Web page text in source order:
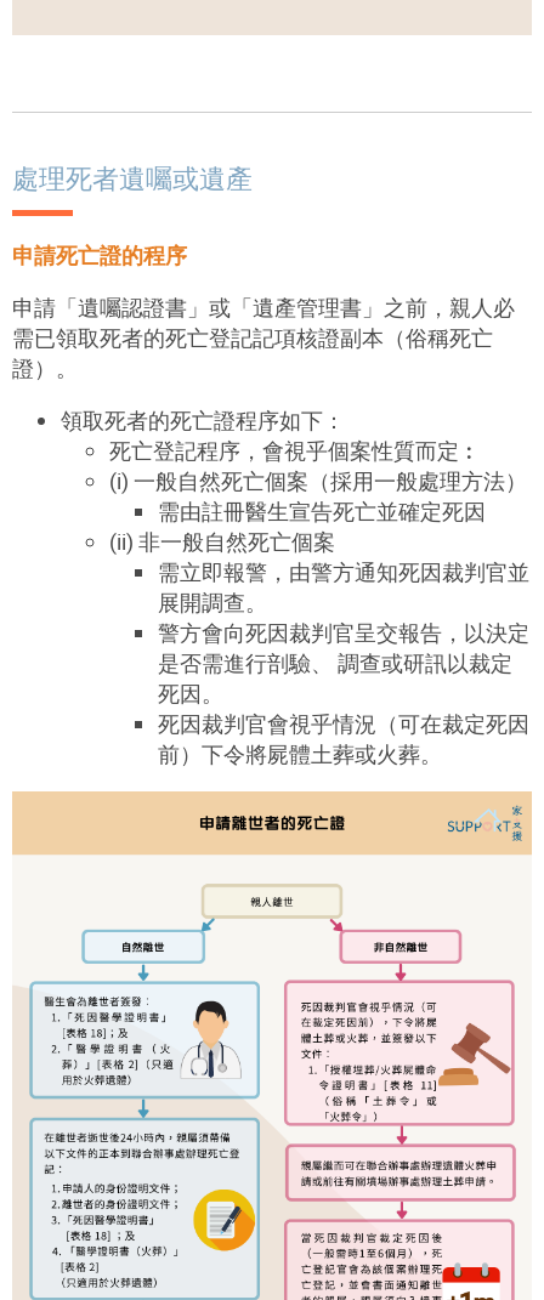
處理死者遺囑或遺產
申請死亡證的程序
申請「遺囑認證書」或「遺產管理書」之前，親人必
需已領取死者的死亡登記記項核證副本（俗稱死亡
證）。
領取死者的死亡證程序如下：
死亡登記程序，會視乎個案性質而定︰
(i) 一般自然死亡個案（採用一般處理方法）
需由註冊醫生宣告死亡並確定死因
(ii) 非一般自然死亡個案
需立即報警，由警方通知死因裁判官並
展開調查。
警方會向死因裁判官呈交報告，以決定
是否需進行剖驗、 調查或研訊以裁定
死因。
死因裁判官會視乎情況（可在裁定死因
前）下令將屍體土葬或火葬。